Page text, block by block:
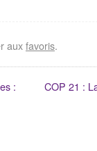
auxfavoris.
:
COP 21 :